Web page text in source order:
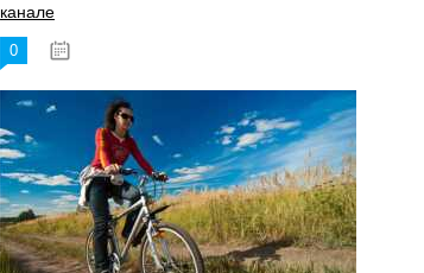
канале
0